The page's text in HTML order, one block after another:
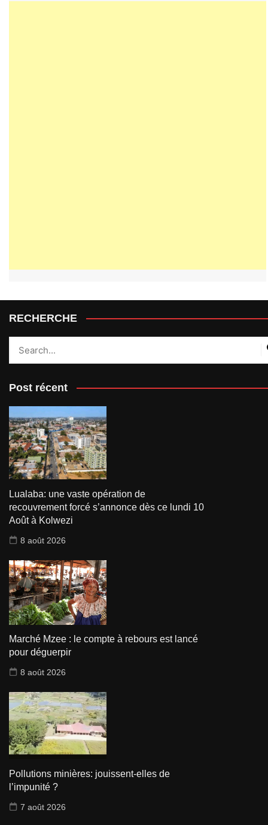
RECHERCHE
Post récent
Lualaba: une vaste opération de
recouvrement forcé s’annonce dès ce lundi 10
Août à Kolwezi
8 août 2026
Marché Mzee : le compte à rebours est lancé
pour déguerpir
8 août 2026
Pollutions minières: jouissent-elles de
l’impunité ?
7 août 2026